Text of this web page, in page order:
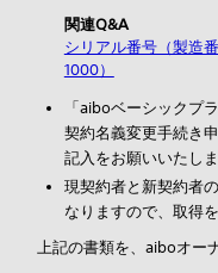
関連Q&A
シリアル番号（製造
1000）
「aiboベーシックプ
契約名義変更手続き
記入をお願いいたしま
現契約者と新契約者
なりますので、取得
上記の書類を、aiboオー